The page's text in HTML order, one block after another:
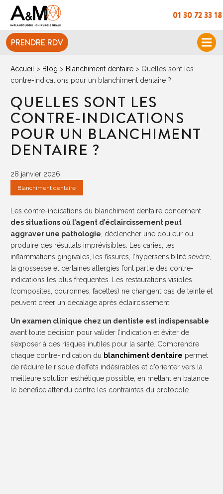
01 30 72 33 18
PRENDRE RDV
Accueil > Blog > Blanchiment dentaire > Quelles sont les
contre-indications pour un blanchiment dentaire ?
QUELLES SONT LES
CONTRE-INDICATIONS
POUR UN BLANCHIMENT
DENTAIRE ?
28 janvier 2026
Blanchiment dentaire
Les contre-indications du blanchiment dentaire concernent
des situations où l’agent d’éclaircissement peut
aggraver une pathologie , déclencher une douleur ou
produire des résultats imprévisibles. Les caries, les
inflammations gingivales, les fissures, l’hypersensibilité sévère,
la grossesse et certaines allergies font partie des contre-
indications les plus fréquentes. Les restaurations visibles
(composites, couronnes, facettes) ne changent pas de teinte et
peuvent créer un décalage après éclaircissement.
Un examen clinique chez un dentiste est indispensable
avant toute décision pour valider l’indication et éviter de
s’exposer à des risques inutiles pour la santé. Comprendre
chaque contre-indication du blanchiment dentaire permet
de réduire le risque d’effets indésirables et d’orienter vers la
meilleure solution esthétique possible, en mettant en balance
le bénéfice attendu contre les contraintes du protocole.